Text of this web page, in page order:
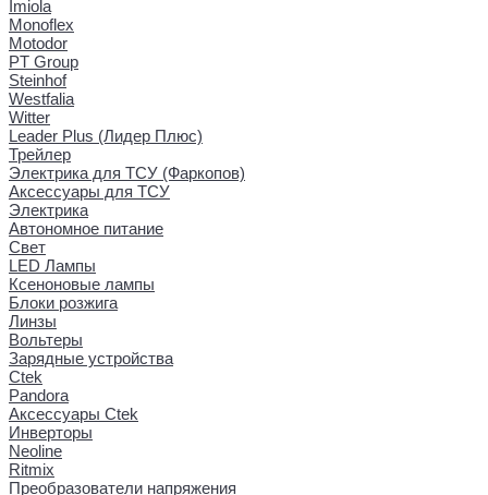
Imiola
Monoflex
Motodor
PT Group
Steinhof
Westfalia
Witter
Leader Plus (Лидер Плюс)
Трейлер
Электрика для ТСУ (Фаркопов)
Аксессуары для ТСУ
Электрика
Автономное питание
Свет
LED Лампы
Ксеноновые лампы
Блоки розжига
Линзы
Вольтеры
Зарядные устройства
Ctek
Pandora
Аксессуары Ctek
Инверторы
Neoline
Ritmix
Преобразователи напряжения